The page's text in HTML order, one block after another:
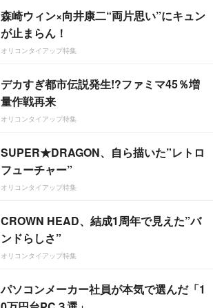
森崎ウィン×向井康二“両片思い”にキュン
が止まらん！
オリコンタイアップ特集
デカすぎ都市伝説発生!?ファミマ45％増
量作戦再来
オリコンタイアップ特集
SUPER★DRAGON、自ら描いた”レトロ
フューチャー”
オリコンタイアップ特集
CROWN HEAD、結成1周年で見えた”バ
ンドらしさ”
オリコンタイアップ特集
パソコンメーカー社員が本気で選んだ「1